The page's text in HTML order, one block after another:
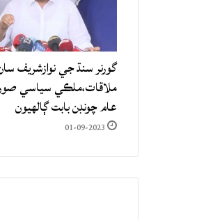
گورنر سنڌ جي نوازشريف
ملاقات،ملڪي سياسي
عام چونڊن بابت ڳالهيون
01-09-2023